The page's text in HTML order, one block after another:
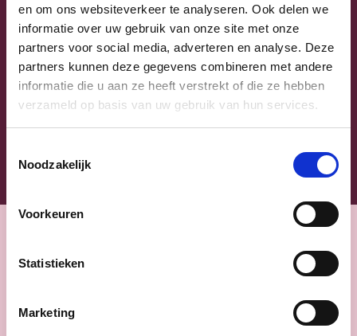
en om ons websiteverkeer te analyseren. Ook delen we
informatie over uw gebruik van onze site met onze
partners voor social media, adverteren en analyse. Deze
partners kunnen deze gegevens combineren met andere
informatie die u aan ze heeft verstrekt of die ze hebben
verzameld op basis van uw gebruik van hun services.
Noodzakelijk
Voorkeuren
Statistieken
Marketing
Postcode
Ja, ik aanvaard de privacyvoorwaarden.
Klikhierom de privacyvoorwaarden te raadplegen
Nieuws